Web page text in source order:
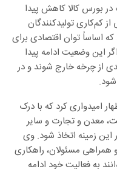
بورس کالا کاهش پیدا
کم‌کاری تولیدکنندگان
اساساً توان اقتصادی برای
این وضعیت ادامه پیدا
از چرخه خارج شوند و در
شود.
امیدواری کرد که با درک
معدن و تجارت و سایر
این زمینه اتخاذ شود. وی
همراهی مسئولان، راهکاری
به فعالیت خود ادامه